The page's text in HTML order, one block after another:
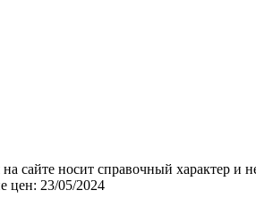
сайте носит справочный характер и
цен: 23/05/2024